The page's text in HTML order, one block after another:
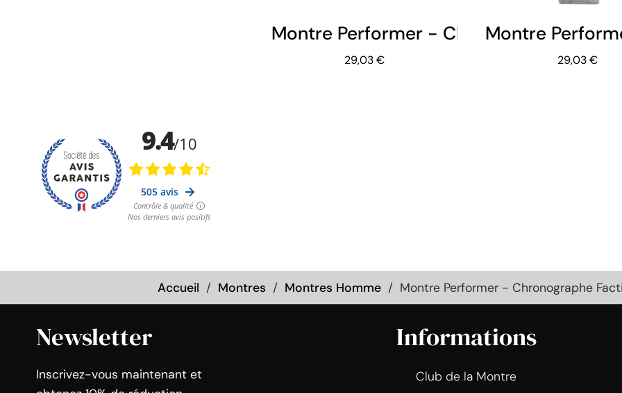
Montre Performer - Chronographe
29,03 €
Montre
29,03 €
Accueil Montres Montres Homme Montre Performer - Chronographe
Newsletter
Inscrivez-vous maintenant et
Informations
Club de la Montre